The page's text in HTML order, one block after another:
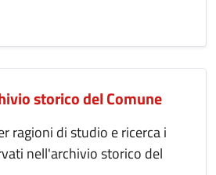
storico del Comune
ragioni di studio e ricerca i
nell'archivio storico del